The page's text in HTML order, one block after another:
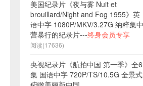
美国纪录片《夜与雾 Nuit et
brouillard/Night and Fog 1955》英
语中字 1080P/MKV/3.27G 纳粹集中
营暴行的纪录片---终身会员专享
阅读(17636)
央视纪录片《航拍中国 第一季》全6
集 国语中字 720P/TS/10.5G 全景式